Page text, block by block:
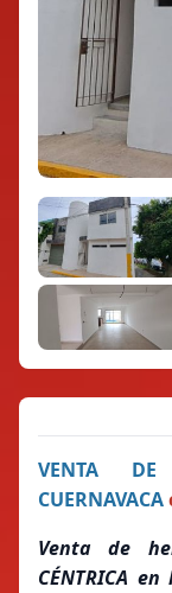
VENTA
CUERNAVACA
Venta de
CÉNTRICA